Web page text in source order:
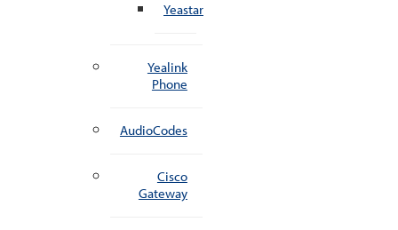
Yeastar
Yealink
Phone
AudioCodes
Cisco
Gateway